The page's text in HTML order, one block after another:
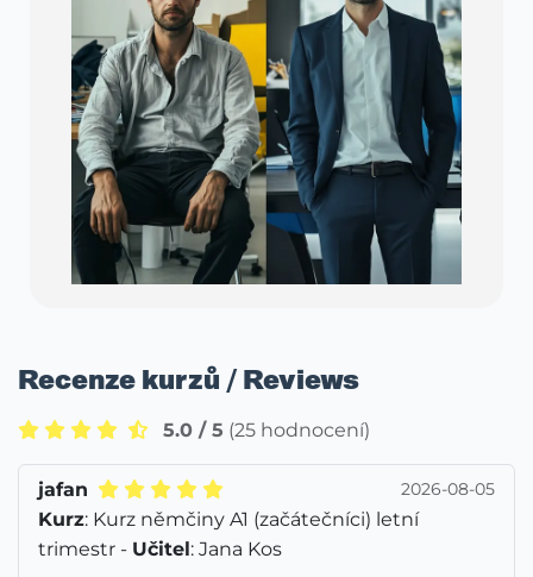
Recenze kurzů / Reviews
5.0 / 5 (25 hodnocení)
jafan 2026-08-05
Kurz: Kurz němčiny A1 (začátečníci) letní
trimestr - Učitel: Jana Kos